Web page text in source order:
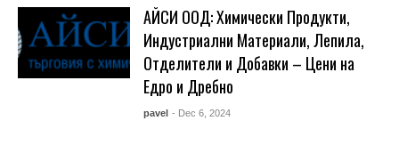
АЙСИ ООД: Химически Продукти,
Индустриални Материали, Лепила,
Отделители и Добавки – Цени на
Едро и Дребно
pavel - Dec 6, 2024